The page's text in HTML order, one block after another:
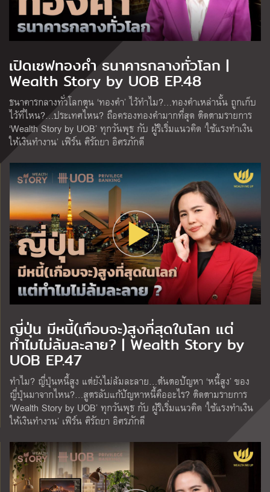
เปิดเซฟทองคำ ธนาคารกลางทั่วโลก |
Wealth Story by UOB EP.48
ธนาคารกลางทั่วโลกตุน ‘ทองคำ’ ไว้ทำไม?…ทองคำเหล่านั้น ถูกเก็บ
ไว้ที่ไหน?…ประเทศไหน? ถือครองทองคำมากที่สุด ติดตามรายการ
‘Wealth Story by UOB’ ทุกวันพุธ กับ ผู้ริเริ่มแนวคิด ‘ใช้แรงทำเงิน
ให้เงินทำงาน’ เฟิร์น ศิรัถยา อิศรภักดี
ญี่ปุ่น มีหนี้(เกือบจะ)สูงที่สุดในโลก แต่
ทำไมไม่ล้มละลาย? | Wealth Story by
UOB EP.47
ทำไม? ญี่ปุ่นหนี้สูง แต่ยังไม่ล้มละลาย…ต้นตอปัญหา ‘หนี้สูง’ ของ
ญี่ปุ่นมาจากไหน?…สูตรลับแก้ปัญหาหนี้คืออะไร? ติดตามรายการ
‘Wealth Story by UOB’ ทุกวันพุธ กับ ผู้ริเริ่มแนวคิด ‘ใช้แรงทำเงิน
ให้เงินทำงาน’ เฟิร์น ศิรัถยา อิศรภักดี